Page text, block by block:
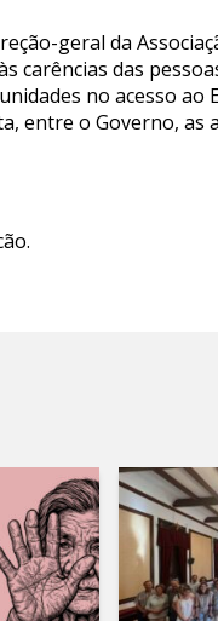
geral da
das
no acesso ao
entre o Governo,